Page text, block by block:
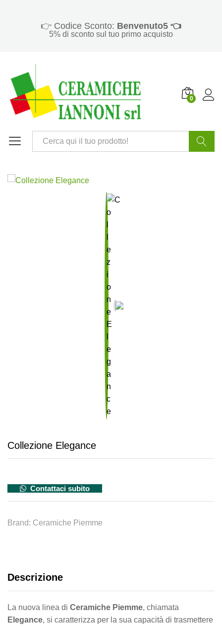
👉 Codice Sconto: Benvenuto5 👈
5% di sconto sul tuo primo acquisto
0
Collezione Elegance
Contattaci subito
Brand: Ceramiche Piemme
Descrizione
La nuova linea di Ceramiche Piemme, chiamata
Elegance, si caratterizza per la sua capacità di trasmettere